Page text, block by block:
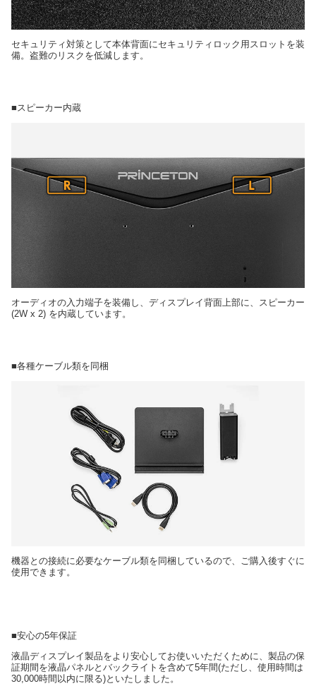
セキュリティ対策として本体背面にセキュリティロック用スロットを装
備。盗難のリスクを低減します。
■スピーカー内蔵
オーディオの入力端子を装備し、ディスプレイ背面上部に、スピーカー
(2W x 2) を内蔵しています。
■各種ケーブル類を同梱
機器との接続に必要なケーブル類を同梱しているので、ご購入後すぐに
使用できます。
■安心の5年保証
液晶ディスプレイ製品をより安心してお使いいただくために、製品の保
証期間を液晶パネルとバックライトを含めて5年間(ただし、使用時間は
30,000時間以内に限る)といたしました。